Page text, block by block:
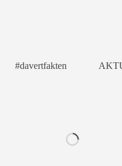
#davertfakten